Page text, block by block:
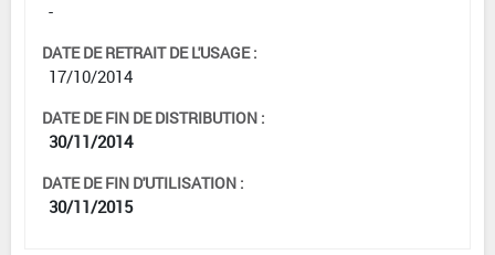
-
DATE DE RETRAIT DE L'USAGE :
17/10/2014
DATE DE FIN DE DISTRIBUTION :
30/11/2014
DATE DE FIN D'UTILISATION :
30/11/2015